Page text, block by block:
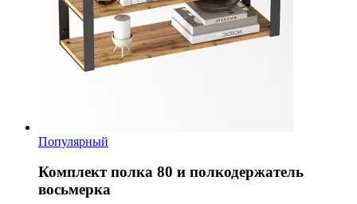
Популярный
Комплект полка 80 и полкодержатель
восьмерка